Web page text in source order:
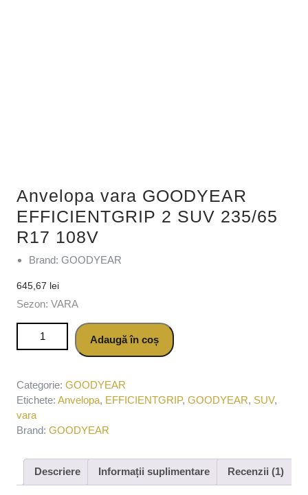
Anvelopa vara GOODYEAR
EFFICIENTGRIP 2 SUV 235/65
R17 108V
Brand: GOODYEAR
645,67 lei
Sezon: VARA
Cantitate Anvelopa vara GOODYEAR EFFICIENTGRIP 2
SUV 235/65 R17 108VAdaugă în coș
Categorie: GOODYEAR
Etichete: Anvelopa, EFFICIENTGRIP, GOODYEAR, SUV,
vara
Brand: GOODYEAR
Descriere Informații suplimentare Recenzii (1)